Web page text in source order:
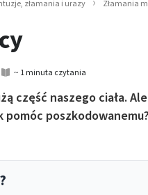
złamania i urazy Złamania
~ 1 minuta czytania
część naszego ciała.
poszkodowanemu?